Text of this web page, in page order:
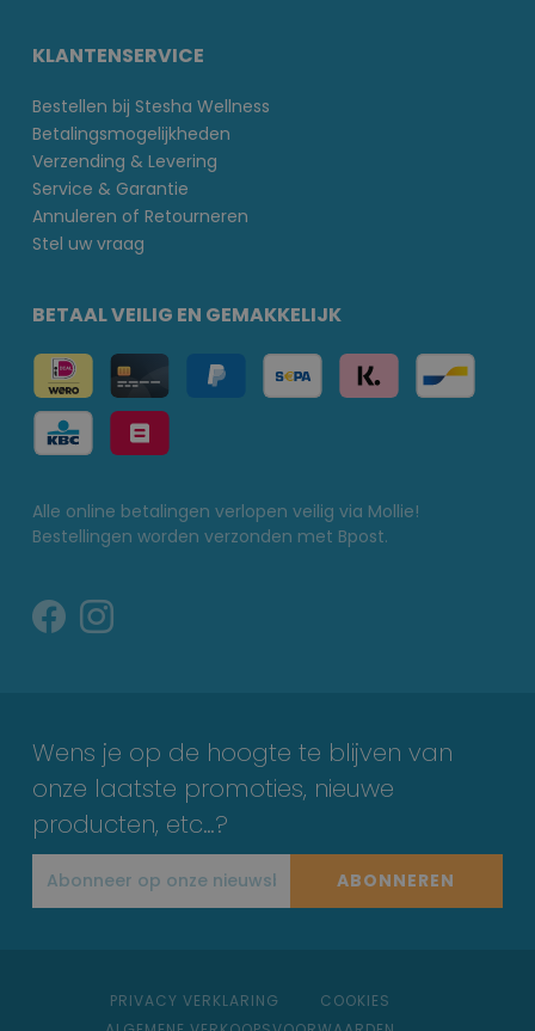
KLANTENSERVICE
Bestellen bij Stesha Wellness
Betalingsmogelijkheden
Verzending & Levering
Service & Garantie
Annuleren of Retourneren
Stel uw vraag
BETAAL VEILIG EN GEMAKKELIJK
Alle online betalingen verlopen veilig via Mollie!
Bestellingen worden verzonden met Bpost.
Wens je op de hoogte te blijven van
onze laatste promoties, nieuwe
producten, etc…?
ABONNEREN
PRIVACY VERKLARING
COOKIES